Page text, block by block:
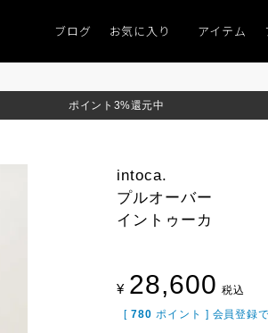
「キレイなニット」 ポイント9％「マンスリーポイン
ブログ お気に入り アイテム
ポイント3%還元中
intoca.
プルオーバー
イントゥーカ
¥ 28,600 税込
[ 780 ポイント ] 会員登録